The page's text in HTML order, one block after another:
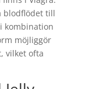
blodflödet till
kombination
möjliggör
vilket ofta